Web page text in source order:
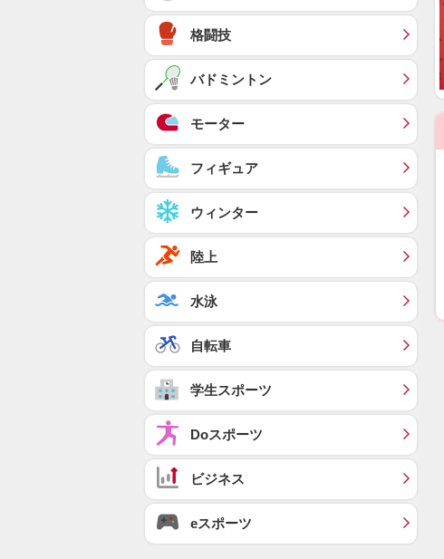
格闘技
バドミントン
モーター
フィギュア
ウィンター
陸上
水泳
自転車
学生スポーツ
Doスポーツ
ビジネス
eスポーツ